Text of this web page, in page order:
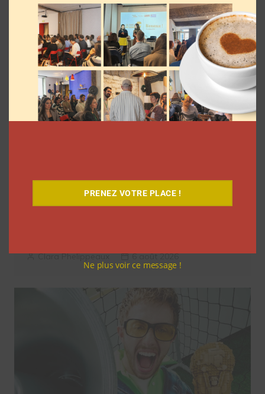
inédit
La rédaction 7 août 2026
Clara Phelippeaux 6 août 2026
PRENEZ VOTRE PLACE !
Ne plus voir ce message !